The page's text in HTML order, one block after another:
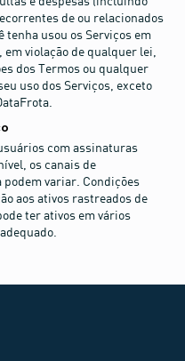
de ou relacionados
tenha usou os Serviços em
violação de qualquer lei,
dos Termos ou qualquer
uso dos Serviços, exceto
com assinaturas
os canais de
podem variar. Condições
aos ativos rastreados de
ter ativos em vários